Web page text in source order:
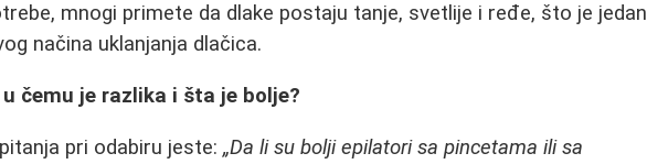
mnogi primete da dlake postaju tanje, svetlije i ređe, što je jedan
načina uklanjanja dlačica.
čemu je razlika i šta je bolje?
pri odabiru jeste:„Da li su bolji epilatori sa pincetama ili sa